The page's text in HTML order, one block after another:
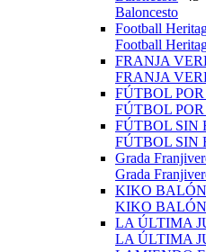
Baloncesto
Football
Football
FRANJA
FRANJA
FÚTBOL
FÚTBOL
FÚTBOL SIN
FÚTBOL SIN
Grada
Grada
KIKO BALÓN
KIKO BALÓN
LA ÚLTIMA
LA ÚLTIMA